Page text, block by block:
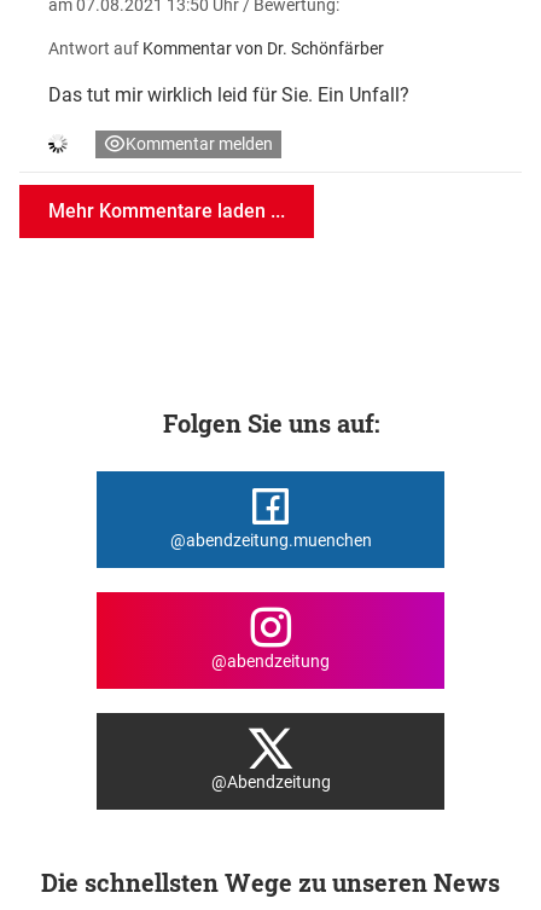
am 07.08.2021 13:50 Uhr / Bewertung:
Antwort auf Kommentar von Dr. Schönfärber
Das tut mir wirklich leid für Sie. Ein Unfall?
Kommentar melden
Mehr Kommentare laden ...
Folgen Sie uns auf:
@abendzeitung.muenchen
@abendzeitung
@Abendzeitung
Die schnellsten Wege zu unseren News